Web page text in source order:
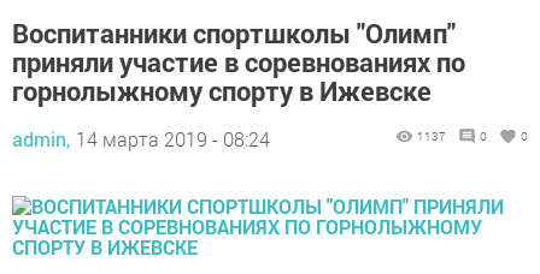
Воспитанники спортшколы "Олимп"
приняли участие в соревнованиях по
горнолыжному спорту в Ижевске
admin, 14 марта 2019 - 08:24 1137 0 0